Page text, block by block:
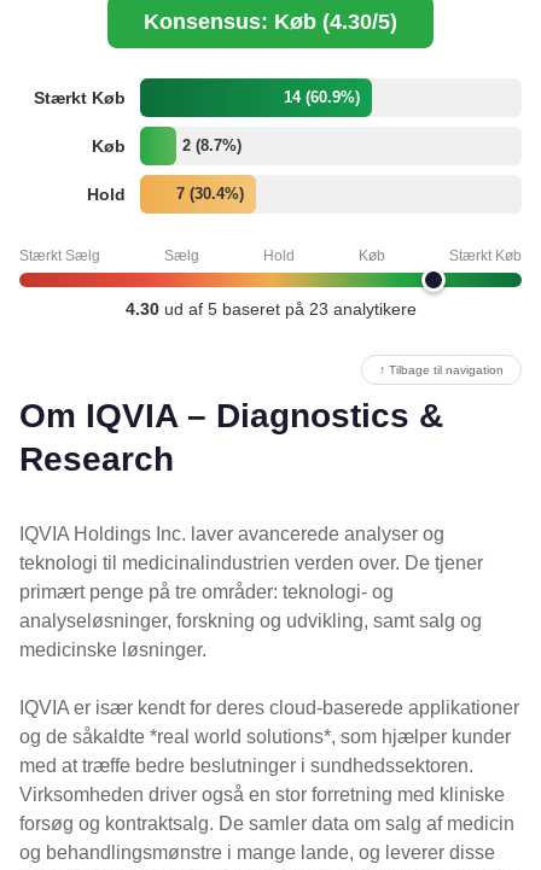
Konsensus: Køb (4.30/5)
Stærkt Køb 14 (60.9%)
Køb 2 (8.7%)
Hold 7 (30.4%)
Stærkt Sælg Sælg Hold Køb Stærkt Køb
4.30ud af 5 baseret på 23 analytikere
↑ Tilbage til navigation
Om IQVIA – Diagnostics &
Research
IQVIA Holdings Inc. laver avancerede analyser og
teknologi til medicinalindustrien verden over. De tjener
primært penge på tre områder: teknologi- og
analyseløsninger, forskning og udvikling, samt salg og
medicinske løsninger.
IQVIA er især kendt for deres cloud-baserede applikationer
og de såkaldte *real world solutions*, som hjælper kunder
med at træffe bedre beslutninger i sundhedssektoren.
Virksomheden driver også en stor forretning med kliniske
forsøg og kontraktsalg. De samler data om salg af medicin
og behandlingsmønstre i mange lande, og leverer disse